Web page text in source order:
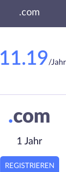
.com
11.19/Jahr
.com
1 Jahr
REGISTRIEREN